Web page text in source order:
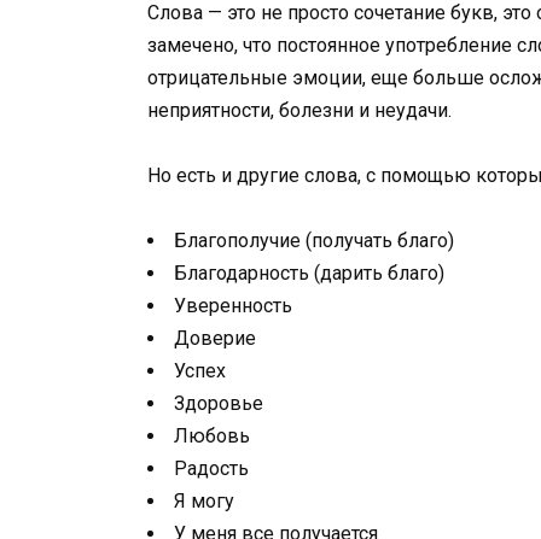
Слова — это не просто сочетание букв,
замечено, что постоянное употребление
отрицательные эмоции, еще больше
неприятности, болезни и неудачи.
Но есть и другие слова, с помощью
Благополучие (получать благо)
Благодарность (дарить благо)
Уверенность
Доверие
Успех
Здоровье
Любовь
Радость
Я могу
У меня все получается